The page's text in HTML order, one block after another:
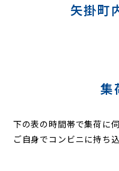
矢掛町
集
下の表の時間帯で集荷に
ご自身でコンビニに持ち